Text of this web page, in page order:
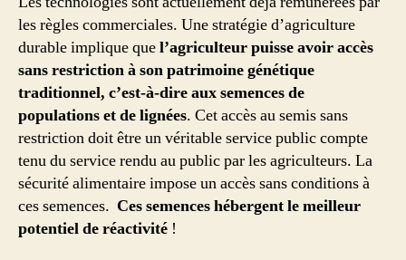
les règles commerciales. Une stratégie d’agriculture
durable implique quel’agriculteur puisse avoir accès
sans restriction à son patrimoine génétique
traditionnel, c’est-à-dire aux semences de
populations et de lignées. Cet accès au semis sans
restriction doit être un véritable service public compte
tenu du service rendu au public par les agriculteurs. La
sécurité alimentaire impose un accès sans conditions à
ces semences. Ces semences hébergent le meilleur
potentiel de réactivité !